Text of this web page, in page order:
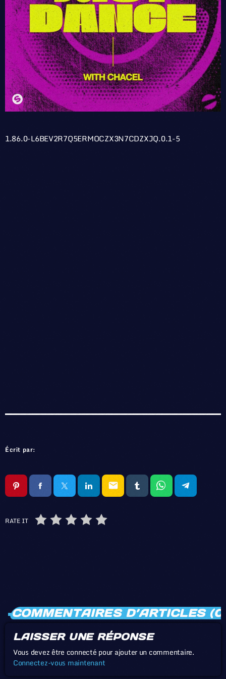
1.86.0-L6BEV2R7Q5ERMOCZX3N7CDZXJQ.0.1-5
Écrit par:
email
RATE IT
COMMENTAIRES D’ARTICLES
LAISSER UNE RÉPONSE
Vous devez être connecté pour ajouter un commentaire.
Connectez-vous maintenant